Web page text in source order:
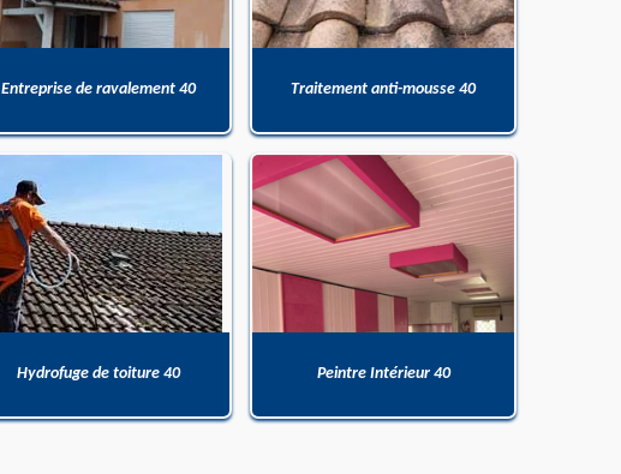
Entreprise de ravalement 40 Traitement anti-mousse 40
Hydrofuge de toiture 40 Peintre Intérieur 40